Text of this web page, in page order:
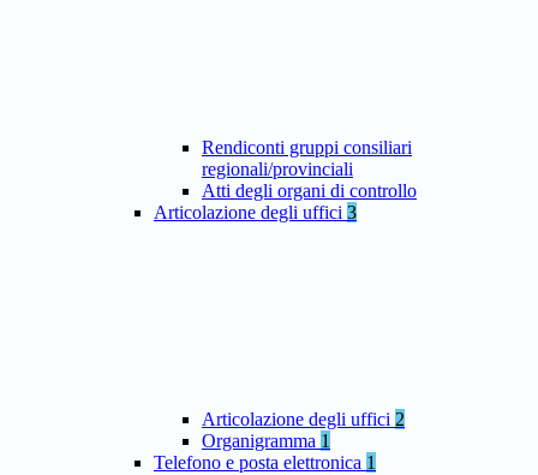
Rendiconti gruppi consiliari
regionali/provinciali
Atti degli organi di controllo
Articolazione degli uffici 3
Articolazione degli uffici 2
Organigramma 1
Telefono e posta elettronica 1